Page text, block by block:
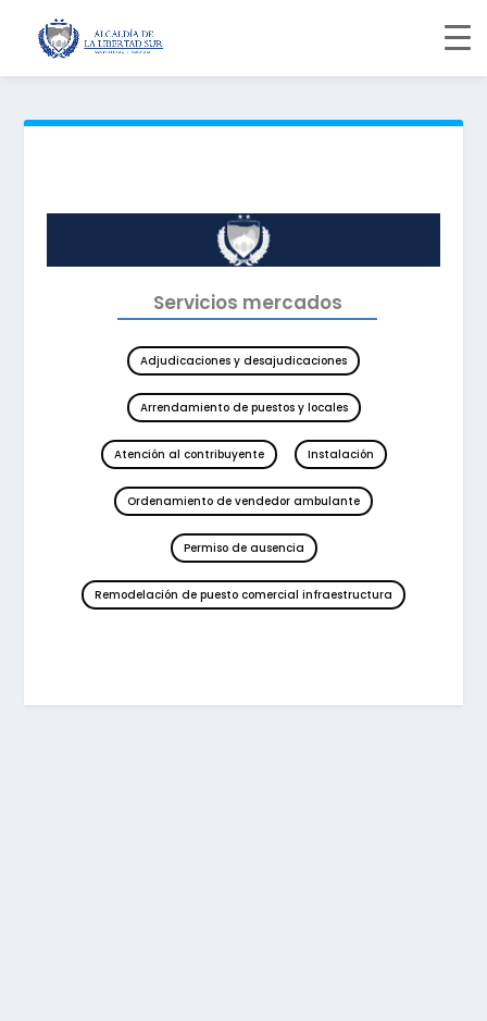
Servicios mercados
Adjudicaciones y desajudicaciones
Arrendamiento de puestos y locales
Atención al contribuyente Instalación
Ordenamiento de vendedor ambulante
Permiso de ausencia
Remodelación de puesto comercial infraestructura